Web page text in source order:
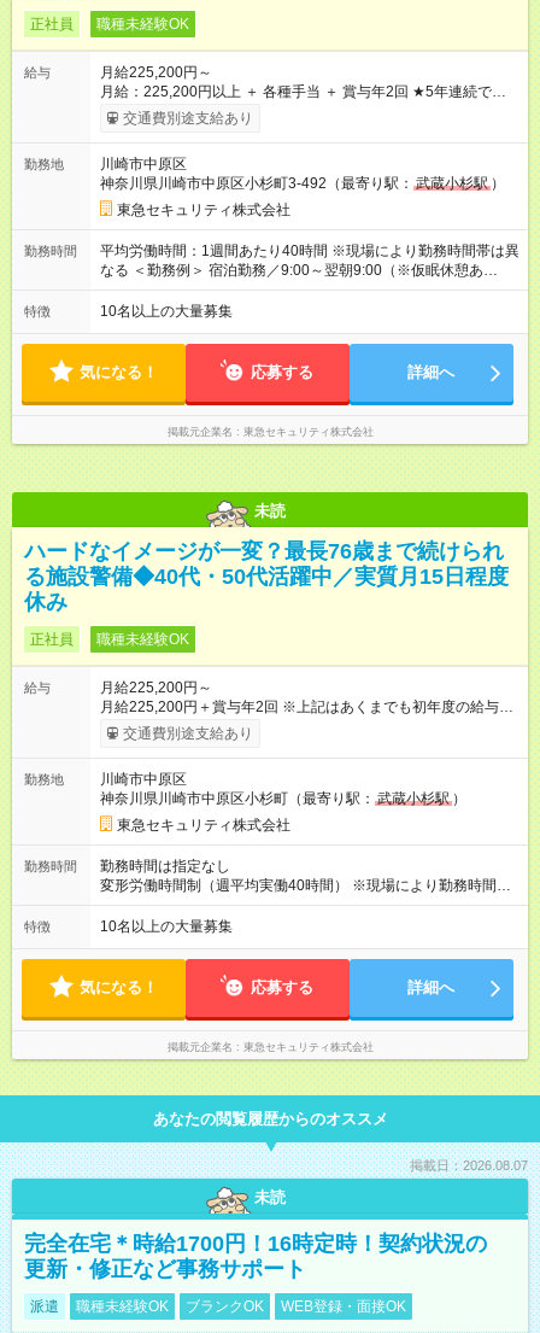
正社員 職種未経験OK
給与
月給225,200円～
月給：225,200円以上 ＋ 各種手当 ＋ 賞与年2回 ★5年連続でベ
ースアップを実現！ 社員への還元を大切にしており、業績はし
っかりと給与に反映。 【モデル月収例】 月収 272,225円（入社
当、深夜手当など） ※上記は、宿泊勤務8回・日勤2回・夜勤3回
の場合の例です。 ※勤務シフトは配属先により異なります。 ※
上記月給はあくまで最低保証額です。あなたの頑張りや経験に
応じて、さらに収入UPを目指せます。 【試用期間】試用期間あ
り 試用期間の長さ：3ヶ月 雇用形態、給与は本採用時と同じで
す。
交通費別途支給あり
勤務地
川崎市中原区
神奈川県川崎市中原区小杉町3-492（最寄り駅： 武蔵小杉駅 ）
東急セキュリティ株式会社
勤務時間
平均労働時間：1週間あたり40時間 ※現場により勤務時間帯は異
なる ＜勤務例＞ 宿泊勤務／9:00～翌朝9:00（※仮眠休憩あ
り） ★基本はこの24時間勤務。 日勤勤務／9:00～18:00 夜勤
勤務／21:00～翌朝7:00 など ※休憩を含む ※日勤・夜勤が一部
あたり40時間 ※現場により勤務時間帯は異なる ＜勤務例＞ 宿泊
勤務／9:00～翌朝9:00（※仮眠休憩あり） ★基本はこの24時
間勤務。 日勤勤務／9:00～18:00 夜勤勤務／21:00～翌朝7:00 な
ど ※休憩を含む ※日勤・夜勤が一部混在します ※残業は月15～
30時間です。
特徴 10名以上の大量募集
気になる！ 応募する 詳細へ
掲載元企業名 東急セキュリティ株式会社
未読
ハードなイメージが一変？最長76歳まで続けられ
る施設警備◆40代・50代活躍中／実質月15日程度
休み
正社員 職種未経験OK
給与
月給225,200円～
月給225,200円＋賞与年2回 ※上記はあくまでも初年度の給与で
す。 ※各種手当、実務時間に応じた金額を基本給に加えてお支
払い致します。 ※5月～給与UP！5年連続昇給中です！ ＜月収
務シフトは物件によって異なります。 ※宿泊手当、時間外手
当、深夜手当など含む ・宿泊手当9,600円（宿泊1回につき
1,200円×8回） ・シフト時間外手当26,035円（16時間） ・シフ
ト深夜手当11,390円（35時間） ※試用期間は3ヶ月で、その間
の雇用形態は正社員です。そのほかの条件に変更はありませ
ん。 【試用期間】試用期間あり 試用期間の長さ：3ヶ月 雇用形
交通費別途支給あり
勤務地
川崎市中原区
神奈川県川崎市中原区小杉町（最寄り駅： 武蔵小杉駅 ）
東急セキュリティ株式会社
勤務時間
勤務時間は指定なし
変形労働時間制（週平均実働40時間） ※現場により勤務時間帯
は異なる ＜勤務例＞ 宿泊勤務／8:00～翌朝8:00（※仮眠休憩あ
り） ★基本はこの24時間勤務。 夜勤勤務／22:00～翌朝
勤が一部混在します ※残業は月15～30時間です。
特徴 10名以上の大量募集
気になる！ 応募する 詳細へ
掲載元企業名 東急セキュリティ株式会社
あなたの閲覧履歴からのオススメ
掲載日：2026.08.07
未読
完全在宅＊時給1700円！16時定時！契約状況の
更新・修正など事務サポート
派遣 職種未経験OK ブランクOK WEB登録・面接OK